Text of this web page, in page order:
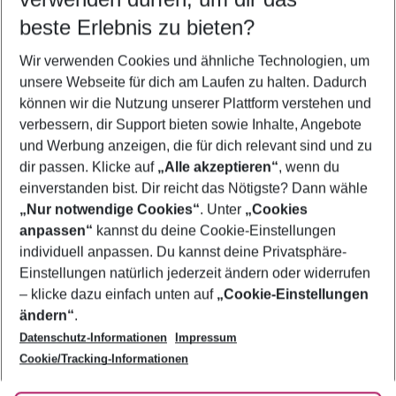
5-8 Nächte
2 Erwachsene Keine Kinder
Mehr Filter anzeigen
Footer
Footer navigation
Über uns
AGB
Bestpreisgarantie
Cookie-Einstellungen ändern
Cookie-Richtlinie
Agenturbetreuung
Barrierefreies Reisen
Folge uns
beste Erlebnis zu bieten?
Wir verwenden Cookies und ähnliche Technologien, um
unsere Webseite für dich am Laufen zu halten. Dadurch
können wir die Nutzung unserer Plattform verstehen und
verbessern, dir Support bieten sowie Inhalte, Angebote
und Werbung anzeigen, die für dich relevant sind und zu
dir passen. Klicke auf „Alle akzeptieren“, wenn du
einverstanden bist. Dir reicht das Nötigste? Dann wähle
„Nur notwendige Cookies“. Unter „Cookies
anpassen“ kannst du deine Cookie-Einstellungen
individuell anpassen. Du kannst deine Privatsphäre-
Einstellungen natürlich jederzeit ändern oder widerrufen
– klicke dazu einfach unten auf „Cookie-Einstellungen
ändern“.
Datenschutz-Informationen
Impressum
Cookie/Tracking-Informationen